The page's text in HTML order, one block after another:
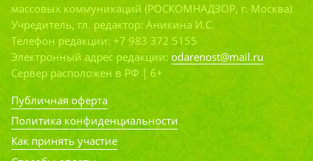
массовых коммуникаций (РОСКОМНАДЗОР, г. Москва)
Учредитель, гл. редактор: Аникина И.С.
Телефон редакции: +7 983 372 5155
Электронный адрес редакции: odarenost@mail.ru
Сервер расположен в РФ | 6+
Публичная оферта
Политика конфиденциальности
Как принять участие